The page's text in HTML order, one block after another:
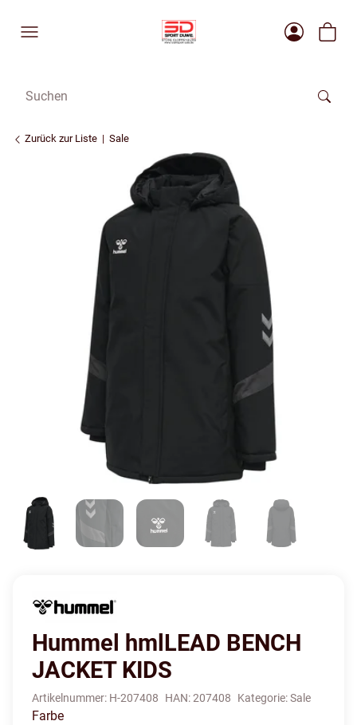
Zurück zur Liste Sale
Hummel hmlLEAD BENCH
JACKET KIDS
Artikelnummer: H-207408 HAN:207408 Kategorie:Sale
Farbe